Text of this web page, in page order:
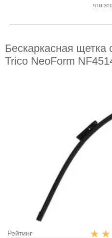
что
Бескаркасная щетка
Trico NeoForm
Рейтинг